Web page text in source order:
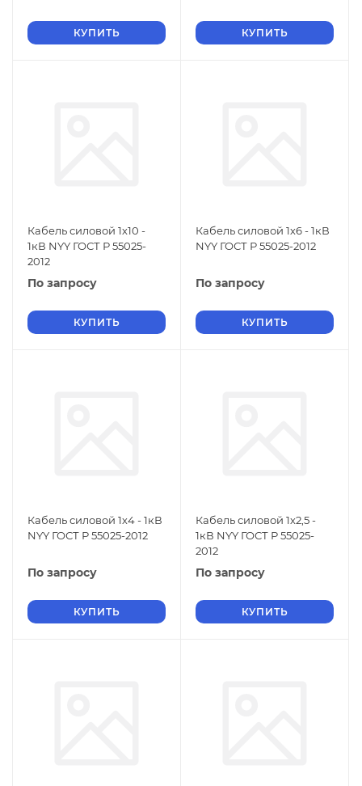
КУПИТЬ КУПИТЬ
Кабель силовой 1х10 -
1кВ NYY ГОСТ Р 55025-
2012
По запросу
КУПИТЬ
Кабель силовой 1х6 - 1кВ
NYY ГОСТ Р 55025-2012
По запросу
КУПИТЬ
Кабель силовой 1х4 - 1кВ
NYY ГОСТ Р 55025-2012
По запросу
КУПИТЬ
Кабель силовой 1х2,5 -
1кВ NYY ГОСТ Р 55025-
2012
По запросу
КУПИТЬ